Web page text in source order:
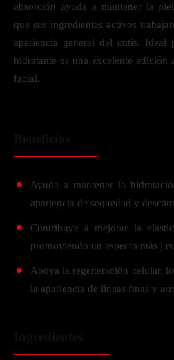
absorción ayuda a mantener la
que sus ingredientes activos
apariencia general del cutis.
hidratante es una excelente
facial.
Ayuda a mantener la
apariencia de sequedad y
Contribuye a mejorar la
promoviendo un aspecto más
Apoya la regeneración celular,
la apariencia de líneas finas y